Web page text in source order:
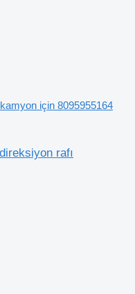
için 8095955164
rafı